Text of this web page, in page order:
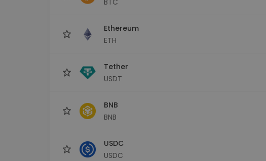
Ethereum
ETH
Tether
USDT
BNB
BNB
USDC
USDC